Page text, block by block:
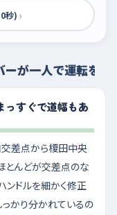
秒) ›
が一人で運転を練
っすぐで道幅もあ
交差点から榎田中央
とんどが交差点のな
ンドルを細かく修正
っかり分かれているの